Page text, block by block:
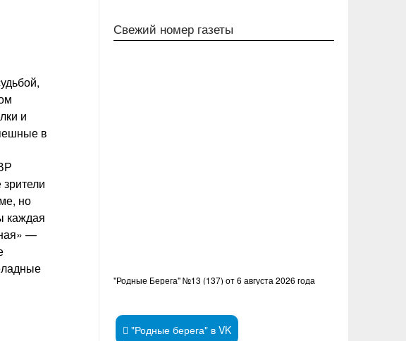
и
в
но
каждая
—
Свежий номер газеты
"Родные Берега" №13 (137) от 6 августа 2026 года
"Родные берега" в VK